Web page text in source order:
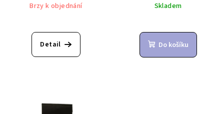
Brzy k objednání
Detail
Skladem
Do košíku